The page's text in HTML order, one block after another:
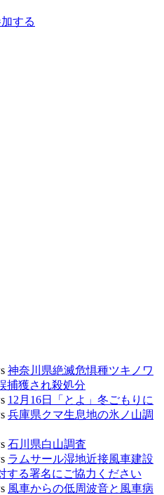
する
神奈川県絶滅危惧種ツキノワ
獲され殺処分
12月16日「とよ」冬ごもりに
兵庫県クマ生息地の氷ノ山調
石川県白山調査
ラムサール湿地近接風車建設
する署名にご協力ください
風車からの低周波音と風車病